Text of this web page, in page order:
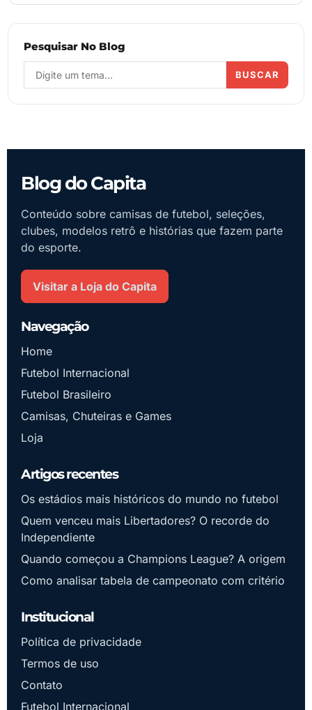
Pesquisar No Blog
BUSCAR
Blog do Capita
Conteúdo sobre camisas de futebol, seleções,
clubes, modelos retrô e histórias que fazem parte
do esporte.
Visitar a Loja do Capita
Navegação
Home
Futebol Internacional
Futebol Brasileiro
Camisas, Chuteiras e Games
Loja
Artigos recentes
Os estádios mais históricos do mundo no futebol
Quem venceu mais Libertadores? O recorde do
Independiente
Quando começou a Champions League? A origem
Como analisar tabela de campeonato com critério
Institucional
Política de privacidade
Termos de uso
Contato
Futebol Internacional